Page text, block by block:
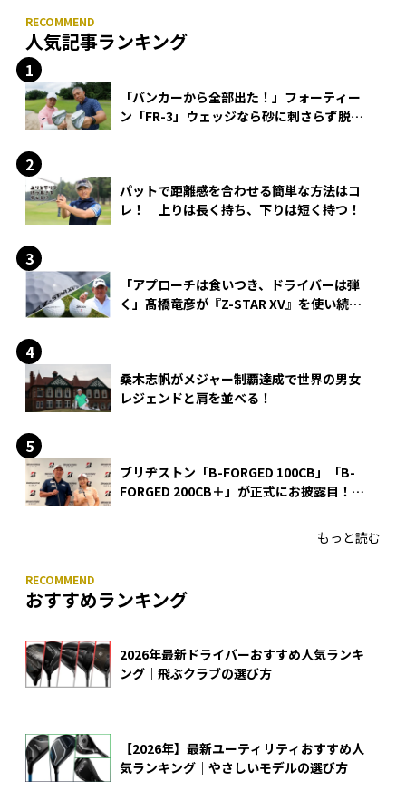
人気記事ランキング
「バンカーから全部出た！」フォーティー
ン「FR-3」ウェッジなら砂に刺さらず脱出
パットで距離感を合わせる簡単な方法はコ
レ！ 上りは長く持ち、下りは短く持つ！
「アプローチは食いつき、ドライバーは弾
く」髙橋竜彦が『Z-STAR XV』を使い続け
桑木志帆がメジャー制覇達成で世界の男女
レジェンドと肩を並べる！
ブリヂストン「B-FORGED 100CB」「B-
FORGED 200CB＋」が正式にお披露目！
もっと読む
おすすめランキング
2026年最新ドライバーおすすめ人気ランキ
ング｜飛ぶクラブの選び方
【2026年】最新ユーティリティおすすめ人
気ランキング｜やさしいモデルの選び方